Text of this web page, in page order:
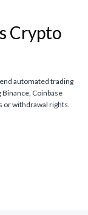
Crypto
automated trading
Coinbase
or withdrawal rights.